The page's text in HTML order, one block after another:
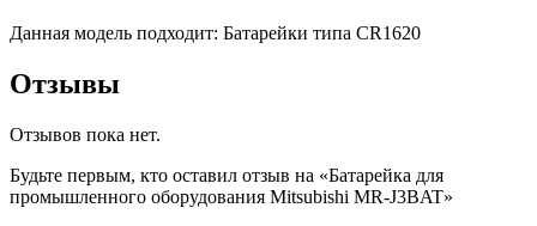
Данная модель подходит: Батарейки типа CR1620
Отзывы
Отзывов пока нет.
Будьте первым, кто оставил отзыв на «Батарейка для
промышленного оборудования Mitsubishi MR-J3BAT»